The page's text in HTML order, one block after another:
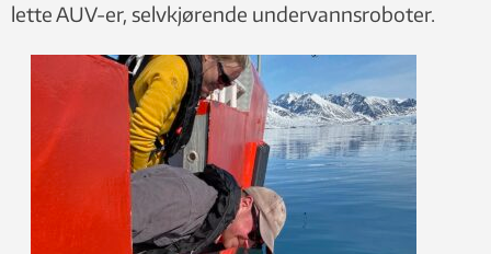
lette AUV-er, selvkjørende undervannsroboter.